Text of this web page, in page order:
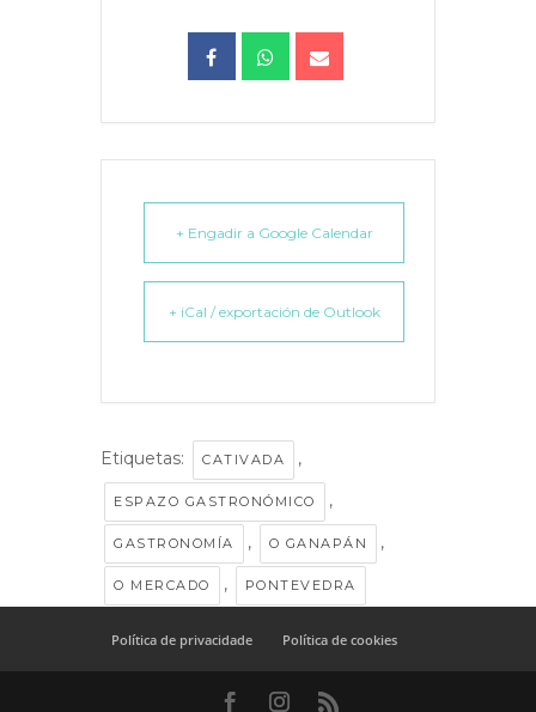
+ Engadir a Google Calendar
+ iCal / exportación de Outlook
Etiquetas: CATIVADA ,
ESPAZO GASTRONÓMICO ,
GASTRONOMÍA , O GANAPÁN ,
O MERCADO , PONTEVEDRA
Política de privacidade Política de cookies